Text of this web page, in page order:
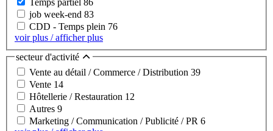
job week-end 83
CDD - Temps plein 76
voir plus / afficher plus
secteur d'activité
Vente au détail / Commerce / Distribution 39
Vente 14
Hôtellerie / Restauration 12
Autres 9
Marketing / Communication / Publicité / PR 6